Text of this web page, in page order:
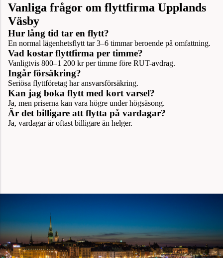
Vanliga frågor om flyttfirma Upplands
Väsby
Hur lång tid tar en flytt?
En normal lägenhetsflytt tar 3–6 timmar beroende på omfattning.
Vad kostar flyttfirma per timme?
Vanligtvis 800–1 200 kr per timme före RUT-avdrag.
Ingår försäkring?
Seriösa flyttföretag har ansvarsförsäkring.
Kan jag boka flytt med kort varsel?
Ja, men priserna kan vara högre under högsäsong.
Är det billigare att flytta på vardagar?
Ja, vardagar är oftast billigare än helger.